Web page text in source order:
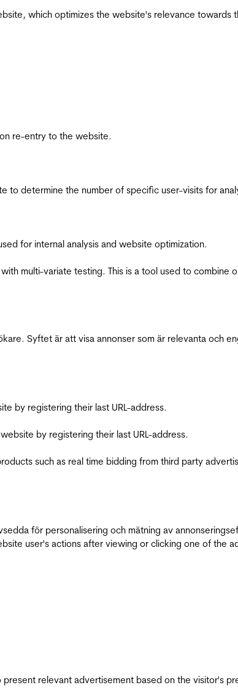
which optimizes the website's relevance
re-entry to the website.
to determine the number of specific user-visits for
for internal analysis and website optimization.
multi-variate testing. This is a tool used to
Syftet är att visa annonser som är relevanta och
by registering their last URL-address.
by registering their last URL-address.
such as real time bidding from third party
för personalisering och mätning av
user's actions after viewing or clicking one of the
relevant advertisement based on the visitor's